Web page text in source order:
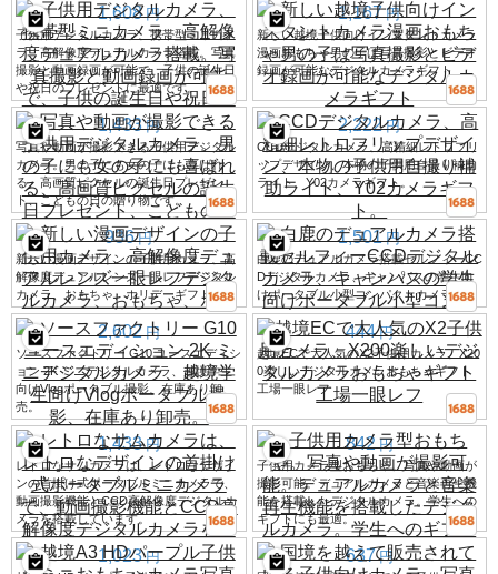
1,608 円
子供用デジタルカメラ、携帯型ミニカメ
ラ、高解像度デュアルカメラ搭載。写真
撮影と動画録画が可能で、子供の誕生日
や祝日のプレゼントに最適です。
1,167 円
新しい越境子供向けインスタントカメラ
漫画おもちゃ男の子は写真撮影とビデオ
録画が可能なデジタルカメラギフト
1,433 円
写真や動画が撮影できる子供用デジタル
カメラ。男の子にも女の子にも喜ばれ
る、高画質ピクセルの誕生日プレゼン
ト、こどもの日の贈り物です。
2,222 円
CCDデジタルカメラ、高精細レトロフリ
ップデザイン、本物の子供用自撮り補助
ライト、Y02カメラギフト。
936 円
新しい漫画デザインの子供用カメラ、高
解像度デュアルレンズ一眼レフデジタル
カメラ、おもちゃ、ホリデーギフト。
1,501 円
白鹿のデュアルカメラ搭載セルフィーCC
Dデジタルカメラ、キャンパスの学生向
けポータブル小型コンパクトカメラ
2,602 円
ソースファクトリー G10 ユースエディシ
ョン 2K ミニデジタルカメラ、越境学生
向けVlogポータブル撮影、在庫あり卸
売。
444 円
越境ECで大人気のX2子供用カメラ、X20
0楽しいデジタルカメラおもちゃギフト
工場一眼レフ
1,433 円
レトロなサムカメラは、レトロなデザイ
ンの首掛け式ポータブルミニカメラで、
動画撮影機能とCCD高解像度デジタルカ
メラを搭載しています。
842 円
子供用カメラ型おもちゃ。写真や動画が
撮影可能。デュアルカメラと音楽再生機
能を搭載したデジタルカメラ。学生への
ギフトにも最適。
1,023 円 637 円